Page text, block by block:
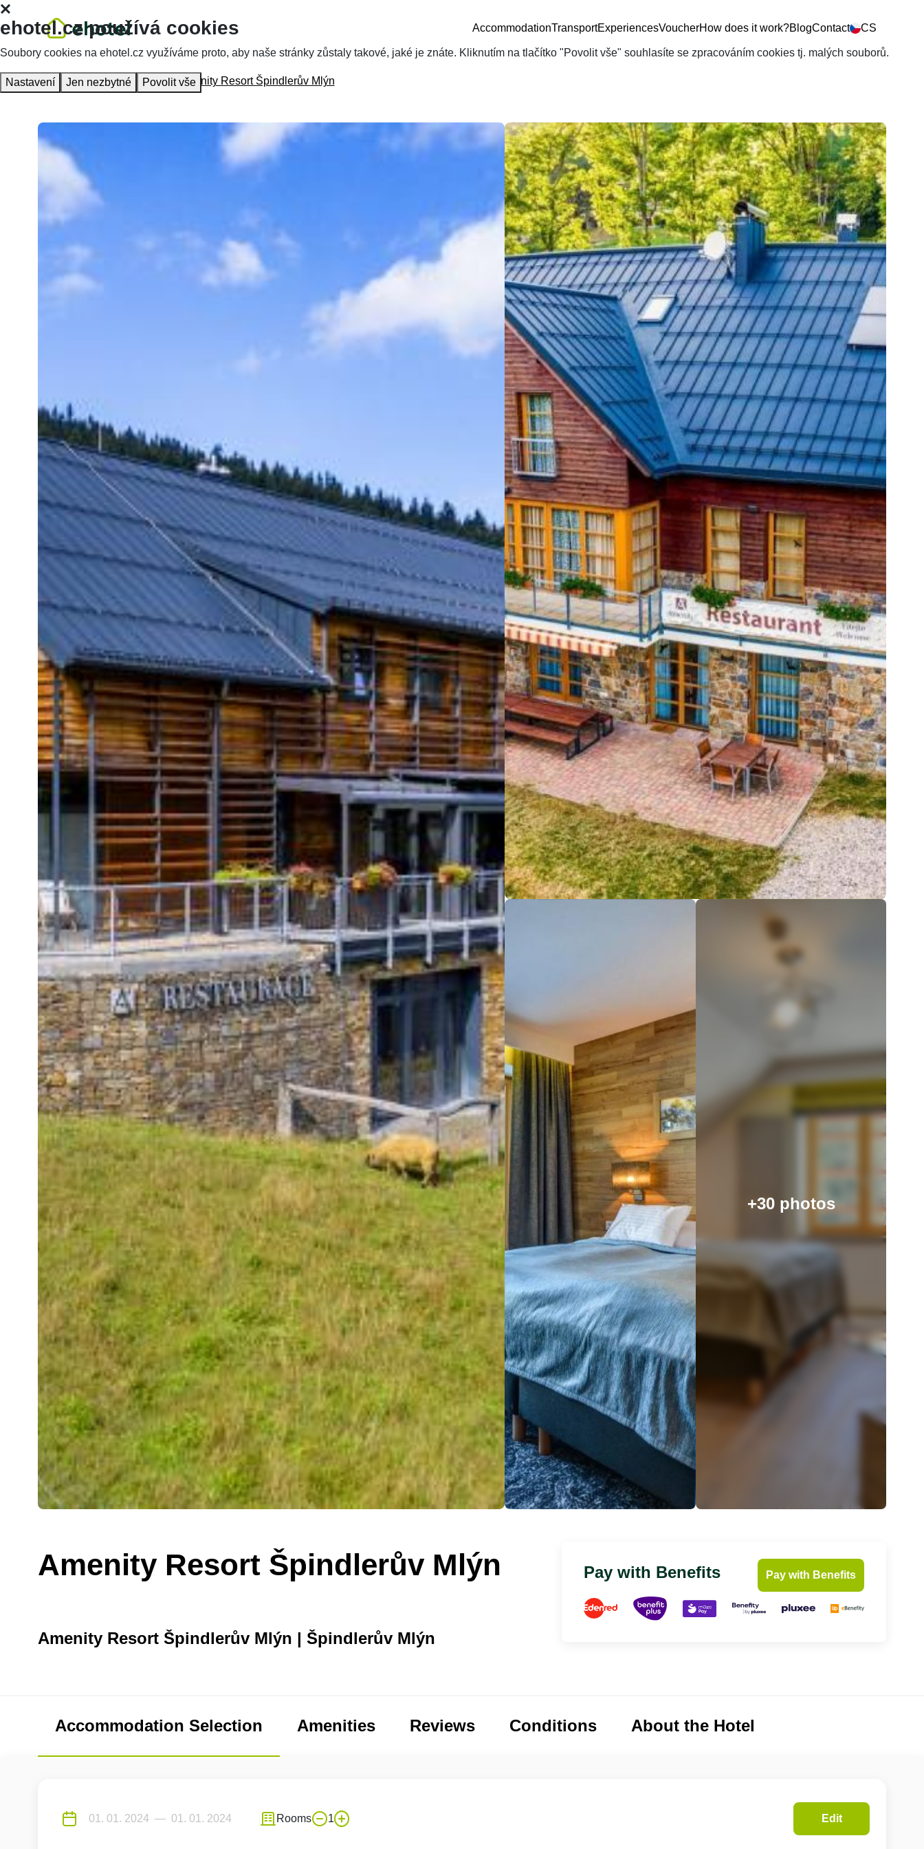
AccommodationTransportExperiencesVoucherHow does it work?BlogContact CS
Homepage Accommodation Amenity Resort Špindlerův Mlýn
+30 photos
Amenity Resort Špindlerův Mlýn
Amenity Resort Špindlerův Mlýn | Špindlerův Mlýn
Pay with Benefits Pay with Benefits
Accommodation Selection Amenities Reviews Conditions About the Hotel
Rooms 1 Edit
ehotel.cz používá cookies
Soubory cookies na ehotel.cz využíváme proto, aby naše stránky zůstaly takové, jaké je znáte. Kliknutím na tlačítko "Povolit vše" souhlasíte se zpracováním cookies tj. malých souborů.
Nastavení Jen nezbytné Povolit vše